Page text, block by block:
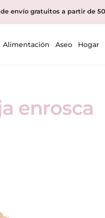
de envío gratuitos a partir de
Alimentación Aseo Hogar
enrosca